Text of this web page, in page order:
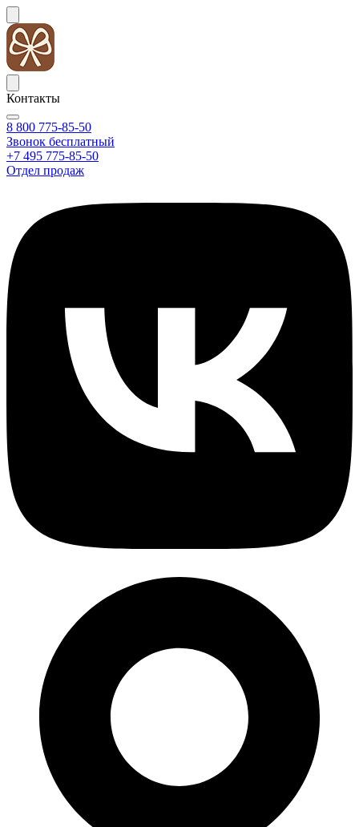
Контакты
8 800 775-85-50
Звонок бесплатный
+7 495 775-85-50
Отдел продаж